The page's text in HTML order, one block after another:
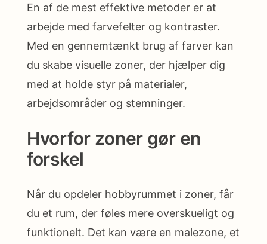
En af de mest effektive metoder er at
arbejde med farvefelter og kontraster.
Med en gennemtænkt brug af farver kan
du skabe visuelle zoner, der hjælper dig
med at holde styr på materialer,
arbejdsområder og stemninger.
Hvorfor zoner gør en
forskel
Når du opdeler hobbyrummet i zoner, får
du et rum, der føles mere overskueligt og
funktionelt. Det kan være en malezone, et